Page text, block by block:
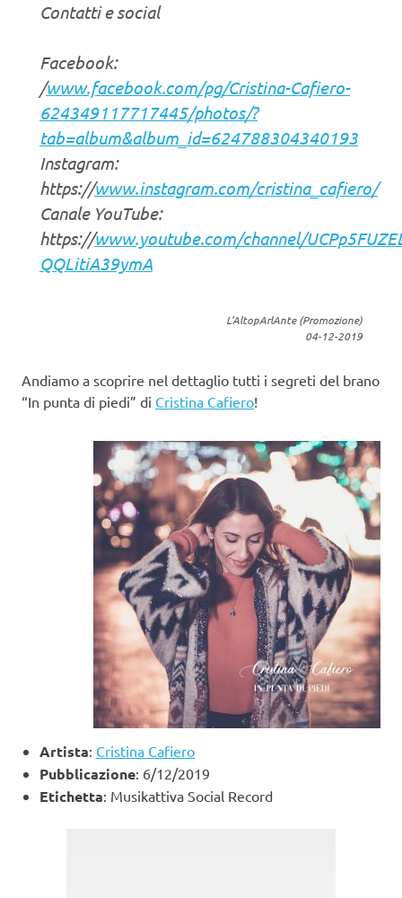
Contatti e social
Facebook:
/www.facebook.com/pg/Cristina-Cafiero-
624349117717445/photos/?
tab=album&album_id=624788304340193
Instagram:
https://www.instagram.com/cristina_cafiero/
Canale YouTube:
https://www.youtube.com/channel/
QQLitiA39ymA
L’AltopArlAnte (Promozione)
04-12-2019
Andiamo a scoprire nel dettaglio tutti i segreti del brano
“In punta di piedi” di Cristina Cafiero!
Artista: Cristina Cafiero
Pubblicazione: 6/12/2019
Etichetta: Musikattiva Social Record